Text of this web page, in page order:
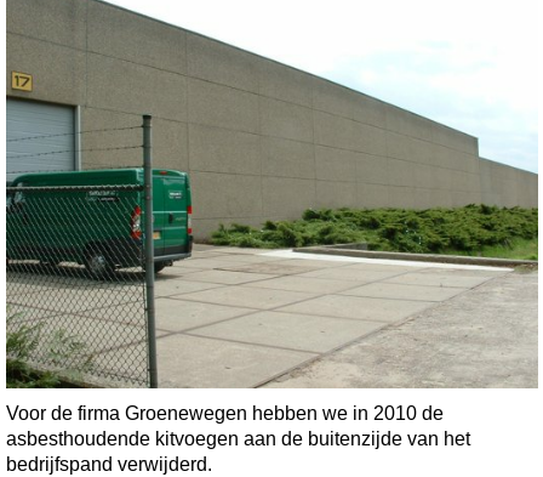
Voor de firma Groenewegen hebben we in 2010 de
asbesthoudende kitvoegen aan de buitenzijde van het
bedrijfspand verwijderd.